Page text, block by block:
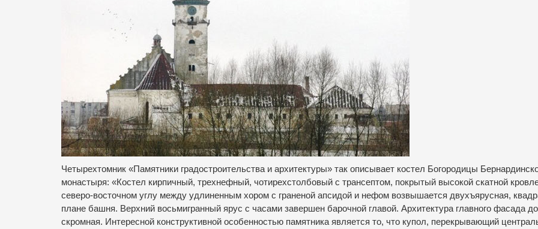
Четырехтомник «Памятники градостроительства и архитектуры» так описывает костел Богородицы
монастыря: «Костел кирпичный, трехнефный, чотирехстолбовый с трансептом, покрытый высокой скатной
северо-восточном углу между удлиненным хором с граненой апсидой и нефом возвышается двухъярусная,
плане башня. Верхний восьмигранный ярус с часами завершен барочной главой. Архитектура главного фасада
скромная. Интересной конструктивной особенностью памятника является то, что купол, перекрывающий